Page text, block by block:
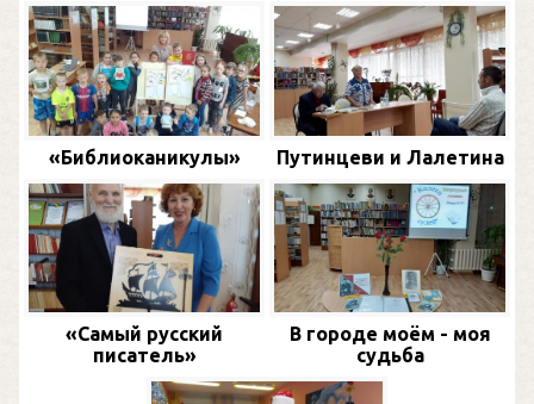
«Библиоканикулы» Путинцеви и Лалетина
«Самый русский
писатель»
В городе моём - моя
судьба